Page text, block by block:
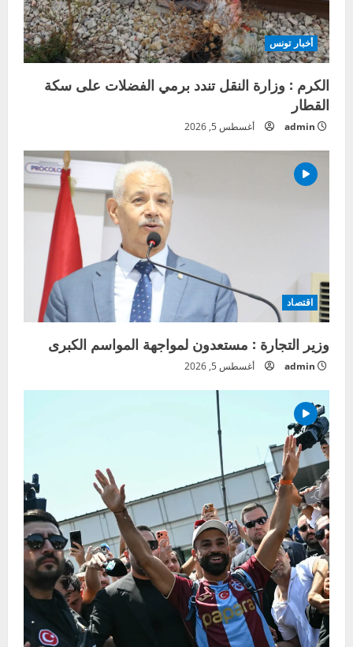
أخبار تونس
الكرم : وزارة النقل تندد برمي الفضلات على سكة
القطار
admin أغسطس 5, 2026
اقتصاد
وزير التجارة : مستعدون لمواجهة المواسم الكبرى
admin أغسطس 5, 2026